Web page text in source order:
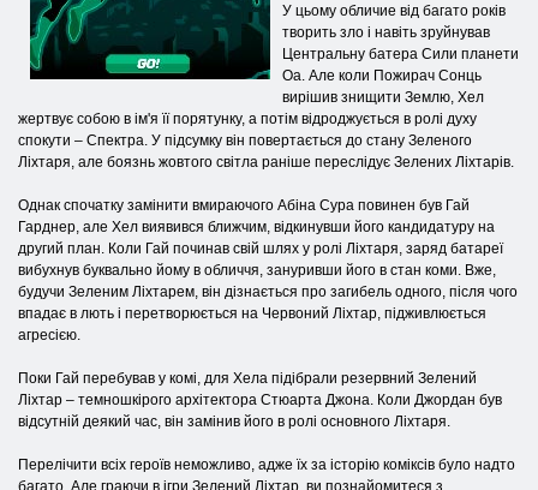
У цьому обличие від багато років
творить зло і навіть зруйнував
Центральну батера Сили планети
Оа. Але коли Пожирач Сонць
вирішив знищити Землю, Хел
жертвує собою в ім'я її порятунку, а потім відроджується в ролі духу
спокути – Спектра. У підсумку він повертається до стану Зеленого
Ліхтаря, але боязнь жовтого світла раніше переслідує Зелених Ліхтарів.
Однак спочатку замінити вмираючого Абіна Сура повинен був Гай
Гарднер, але Хел виявився ближчим, відкинувши його кандидатуру на
другий план. Коли Гай починав свій шлях у ролі Ліхтаря, заряд батареї
вибухнув буквально йому в обличчя, зануривши його в стан коми. Вже,
будучи Зеленим Ліхтарем, він дізнається про загибель одного, після чого
впадає в лють і перетворюється на Червоний Ліхтар, підживлюється
агресією.
Поки Гай перебував у комі, для Хела підібрали резервний Зелений
Ліхтар – темношкірого архітектора Стюарта Джона. Коли Джордан був
відсутній деякий час, він замінив його в ролі основного Ліхтаря.
Перелічити всіх героїв неможливо, адже їх за історію коміксів було надто